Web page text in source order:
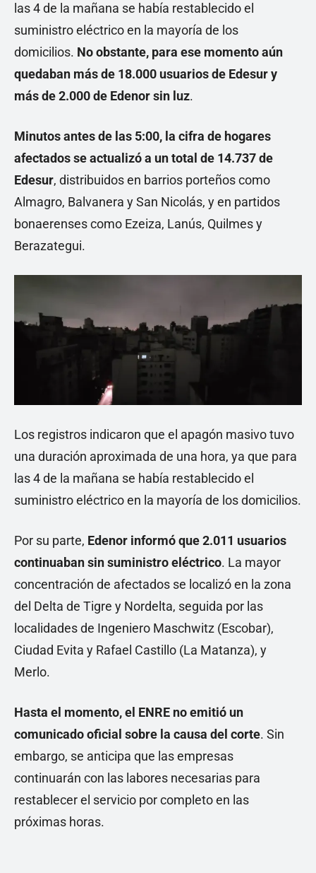
las 4 de la mañana se había restablecido el
suministro eléctrico en la mayoría de los
domicilios. No obstante, para ese momento aún
quedaban más de 18.000 usuarios de Edesur y
más de 2.000 de Edenor sin luz.
Minutos antes de las 5:00, la cifra de hogares
afectados se actualizó a un total de 14.737 de
Edesur, distribuidos en barrios porteños como
Almagro, Balvanera y San Nicolás, y en partidos
bonaerenses como Ezeiza, Lanús, Quilmes y
Berazategui.
Los registros indicaron que el apagón masivo tuvo
una duración aproximada de una hora, ya que para
las 4 de la mañana se había restablecido el
suministro eléctrico en la mayoría de los domicilios.
Por su parte, Edenor informó que 2.011 usuarios
continuaban sin suministro eléctrico. La mayor
concentración de afectados se localizó en la zona
del Delta de Tigre y Nordelta, seguida por las
localidades de Ingeniero Maschwitz (Escobar),
Ciudad Evita y Rafael Castillo (La Matanza), y
Merlo.
Hasta el momento, el ENRE no emitió un
comunicado oficial sobre la causa del corte. Sin
embargo, se anticipa que las empresas
continuarán con las labores necesarias para
restablecer el servicio por completo en las
próximas horas.